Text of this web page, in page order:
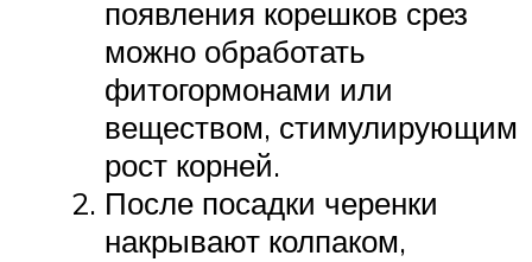
появления корешков срез
можно обработать
фитогормонами или
веществом, стимулирующим
рост корней.
После посадки черенки
накрывают колпаком,